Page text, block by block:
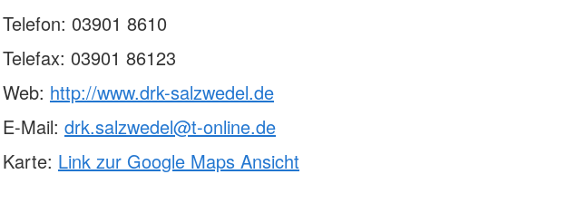
Telefon: 03901 8610
Telefax: 03901 86123
Web: http://www.drk-salzwedel.de
E-Mail: drk.salzwedel@t-online.de
Karte: Link zur Google Maps Ansicht